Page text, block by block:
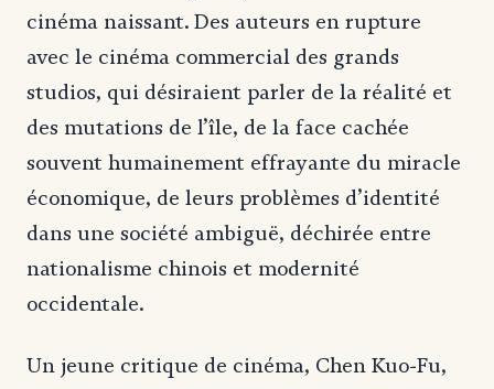
cinéma naissant. Des auteurs en rupture
avec le cinéma commercial des grands
studios, qui désiraient parler de la réalité et
des mutations de l’île, de la face cachée
souvent humainement effrayante du miracle
économique, de leurs problèmes d’identité
dans une société ambiguë, déchirée entre
nationalisme chinois et modernité
occidentale.
Un jeune critique de cinéma, Chen Kuo-Fu,